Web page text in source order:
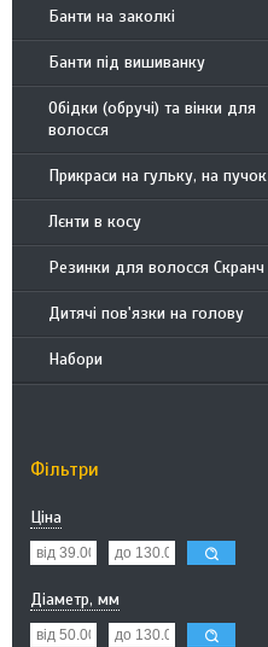
Банти на заколкі
Банти під вишиванку
Обідки (обручі) та вінки для
волосся
Прикраси на гульку, на пучок
Лєнти в косу
Резинки для волосся Скранч
Дитячі пов'язки на голову
Набори
Фільтри
Ціна
Діаметр, мм